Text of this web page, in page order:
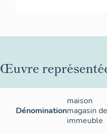
Œuvre
Dénomination
maison
magasin
immeuble